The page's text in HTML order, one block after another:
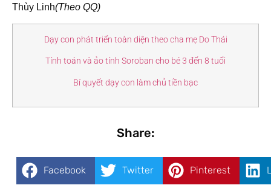
Thùy Linh(Theo QQ)
Dạy con phát triển toàn diện theo cha mẹ Do Thái
Tính toán và ảo tính Soroban cho bé 3 đến 8 tuổi
Bí quyết dạy con làm chủ tiền bạc
Share:
Facebook Twitter Pinterest